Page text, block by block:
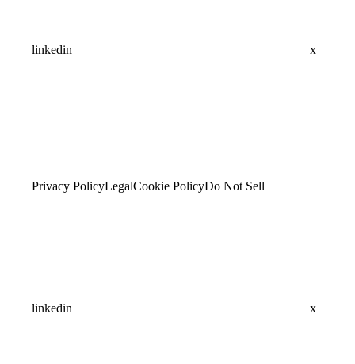
linkedin x
Privacy PolicyLegalCookie PolicyDo Not Sell
linkedin x